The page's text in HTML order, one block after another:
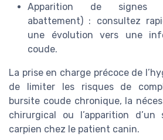
Apparition de signes
abattement) : consultez
une évolution vers une
coude.
La prise en charge précoce de
de limiter les risques de
bursite coude chronique, la
chirurgical ou l’apparition
carpien chez le patient canin.